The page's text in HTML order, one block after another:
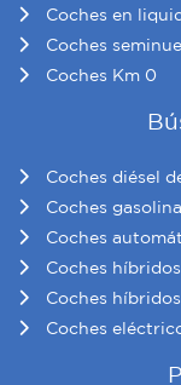
Coches en
Coches
Coches Km 0
Coches diésel
Coches
Coches
Coches híbridos
Coches
Coches